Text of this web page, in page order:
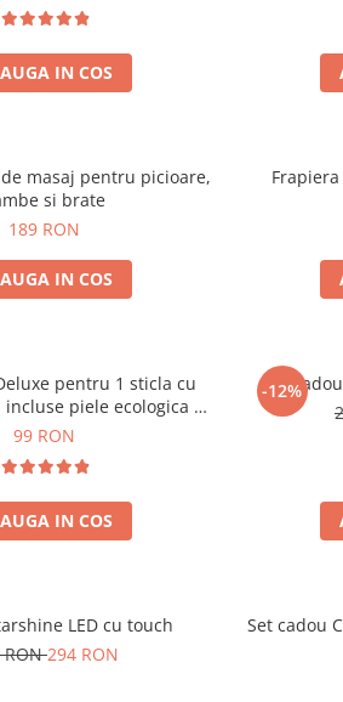
IN COS
masaj pentru picioare,
si brate
189 RON
IN COS
pentru 1 sticla cu
piele ecologica de
crocodil
99 RON
IN COS
-12%
Set
LED cu touch
RON294 RON
Set cadou